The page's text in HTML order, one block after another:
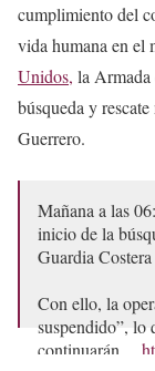
cumplimiento del
vida humana en el
Unidos, la Armada
búsqueda y
Guerrero.
Mañana a las
inicio de la
Guardia
Con ello, la
suspendido”, lo
continuarán…